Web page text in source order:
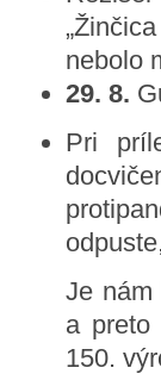
nebolo
29. 8.
Pri
Je nám
a preto
150.